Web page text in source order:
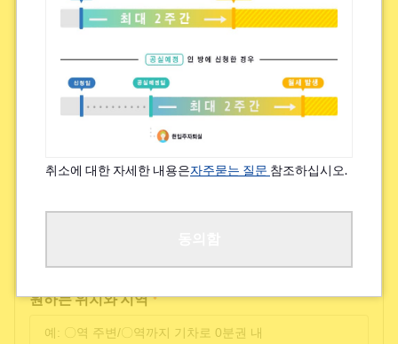
검토 가능한 집 임대료(상한)
¥70,000~¥89,000
원하는 위치와 지역 *
취소에 대한 자세한 내용은자주묻는 질문 참조하십시오.